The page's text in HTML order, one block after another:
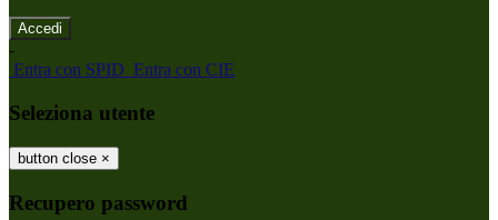
-
Entra con SPID Entra con CIE
Seleziona utente
button close ×
Recupero password